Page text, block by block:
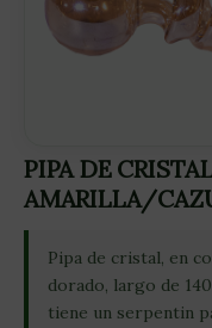
PIPA DE
AMARILLA/
Pipa de cristal, en
dorado, largo de
tiene un serpentin